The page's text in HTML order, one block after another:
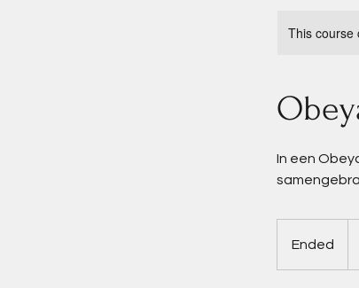
This course
In een
Ended